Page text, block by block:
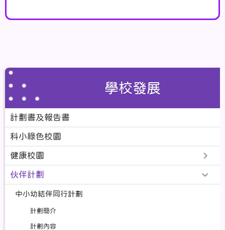
學校發展
計劃書及報告書
科小綠色校園
健康校園
伙伴計劃
中小幼結伴同行計劃
計劃簡介
計劃內容